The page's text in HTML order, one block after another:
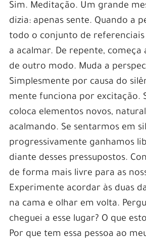
Sim. Meditação. Um grande
dizia: apenas sente. Quando a
todo o conjunto de referenciais
a acalmar. De repente, começa
de outro modo. Muda a
Simplesmente por causa do
mente funciona por excitação.
coloca elementos novos,
acalmando. Se sentarmos em
progressivamente ganhamos
diante desses pressupostos.
de forma mais livre para as
Experimente acordar às duas
na cama e olhar em volta.
cheguei a esse lugar? O que
Por que tem essa pessoa ao